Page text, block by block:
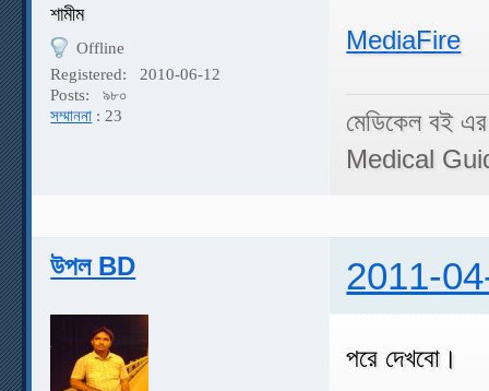
শামীম
Offline
Registered:
2010-06-12
Posts:
৯৮০
সম্মাননা : 23
MediaFire
মেডিকেল বই
Medical
উপল BD 2011-
পরে দেখবো।